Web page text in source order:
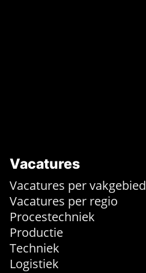
Vacatures
Vacatures per vakgebied
Vacatures per regio
Procestechniek
Productie
Techniek
Logistiek